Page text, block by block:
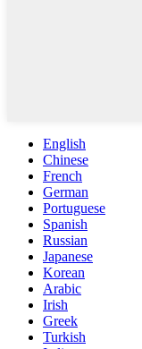
English
Chinese
French
German
Portuguese
Spanish
Russian
Japanese
Korean
Arabic
Irish
Greek
Turkish